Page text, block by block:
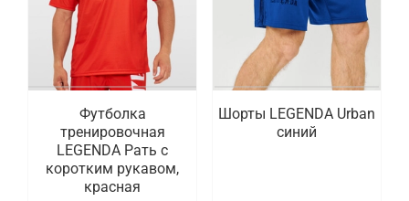
Футболка
тренировочная
LEGENDA Рать с
коротким рукавом,
красная
Шорты LEGENDA Urban
синий